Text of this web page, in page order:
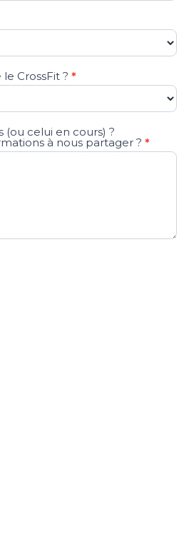
CrossFit ? *
(ou celui en cours) ?
à nous partager ? *